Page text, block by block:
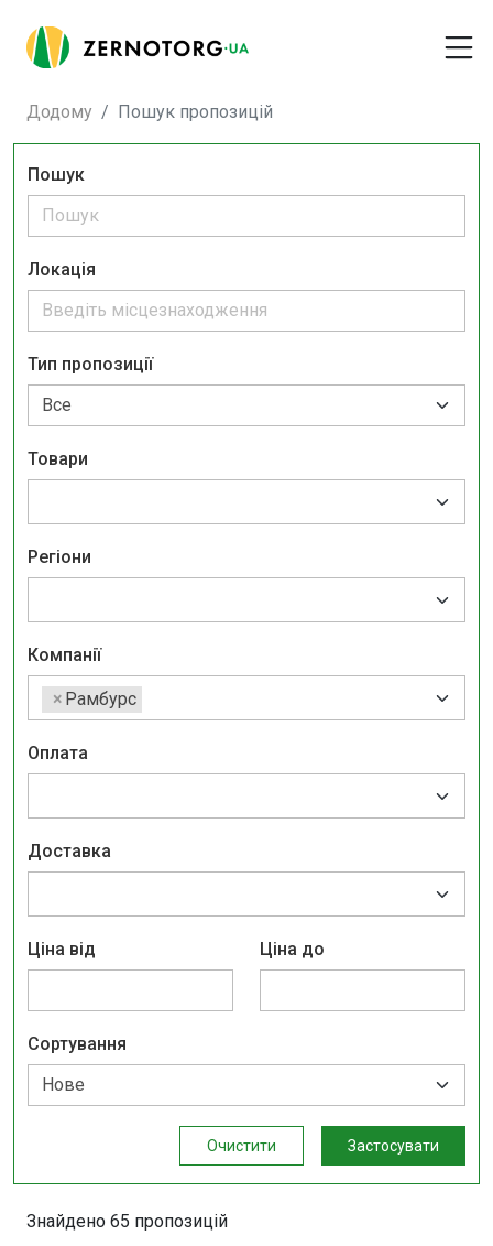
Додому Пошук пропозицій
Пошук
Локація
Тип пропозиції
Товари
Регіони
Компанії
× Рамбурс
Оплата
Доставка
Ціна від Ціна до
Сортування
Очистити Застосувати
Знайдено 65 пропозицій